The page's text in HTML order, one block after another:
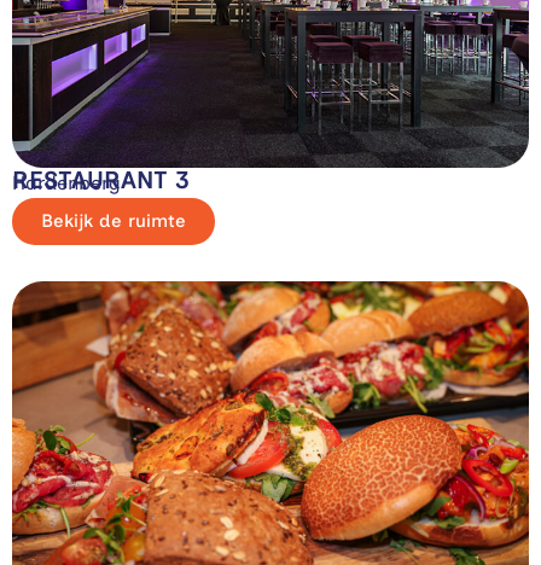
RESTAURANT 3
Hardenberg
Bekijk de ruimte